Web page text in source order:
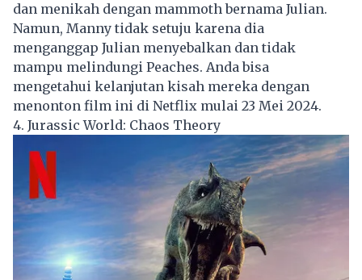
dan menikah dengan mammoth bernama Julian.
Namun, Manny tidak setuju karena dia
menganggap Julian menyebalkan dan tidak
mampu melindungi Peaches. Anda bisa
mengetahui kelanjutan kisah mereka dengan
menonton film ini di Netflix mulai 23 Mei 2024.
4. Jurassic World: Chaos Theory